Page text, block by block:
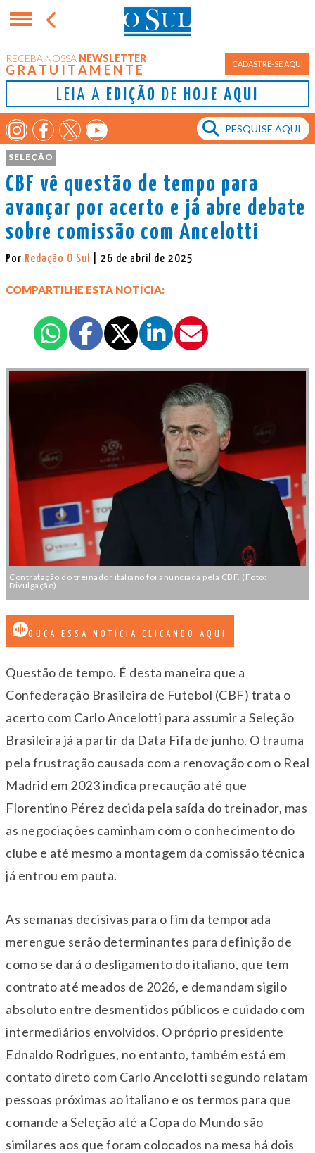
RECEBA NOSSA NEWSLETTER
GRATUITAMENTE CADASTRE-SE AQUI
LEIA A EDIÇÃO DE HOJE AQUI
SELEÇÃO
CBF vê questão de tempo para
avançar por acerto e já abre debate
sobre comissão com Ancelotti
Por Redação O Sul | 26 de abril de 2025
COMPARTILHE ESTA NOTÍCIA:
Contratação do treinador italiano foi anunciada pela CBF. (Foto:
Divulgação)
OUÇA ESSA NOTÍCIA CLICANDO AQUI
Questão de tempo. É desta maneira que a
Confederação Brasileira de Futebol (CBF) trata o
acerto com Carlo Ancelotti para assumir a Seleção
Brasileira já a partir da Data Fifa de junho. O trauma
pela frustração causada com a renovação com o Real
Madrid em 2023 indica precaução até que
Florentino Pérez decida pela saída do treinador, mas
as negociações caminham com o conhecimento do
clube e até mesmo a montagem da comissão técnica
já entrou em pauta.
As semanas decisivas para o fim da temporada
merengue serão determinantes para definição de
como se dará o desligamento do italiano, que tem
contrato até meados de 2026, e demandam sigilo
absoluto entre desmentidos públicos e cuidado com
intermediários envolvidos. O próprio presidente
Ednaldo Rodrigues, no entanto, também está em
contato direto com Carlo Ancelotti segundo relatam
pessoas próximas ao italiano e os termos para que
comande a Seleção até a Copa do Mundo são
similares aos que foram colocados na mesa há dois